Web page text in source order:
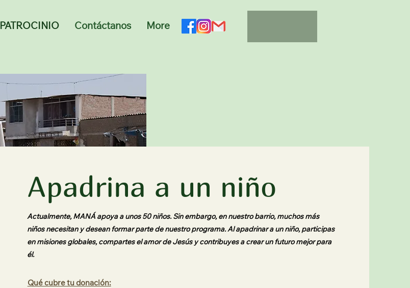
PATROCINIO Contáctanos More
Apadrina a un niño
Actualmente, MANÁ apoya a unos 50 niños. Sin embargo, en nuestro barrio, muchos más
niños necesitan y desean formar parte de nuestro programa. Al apadrinar a un niño, participas
en misiones globales, compartes el amor de Jesús y contribuyes a crear un futuro mejor para
él.
Qué cubre tu donación: